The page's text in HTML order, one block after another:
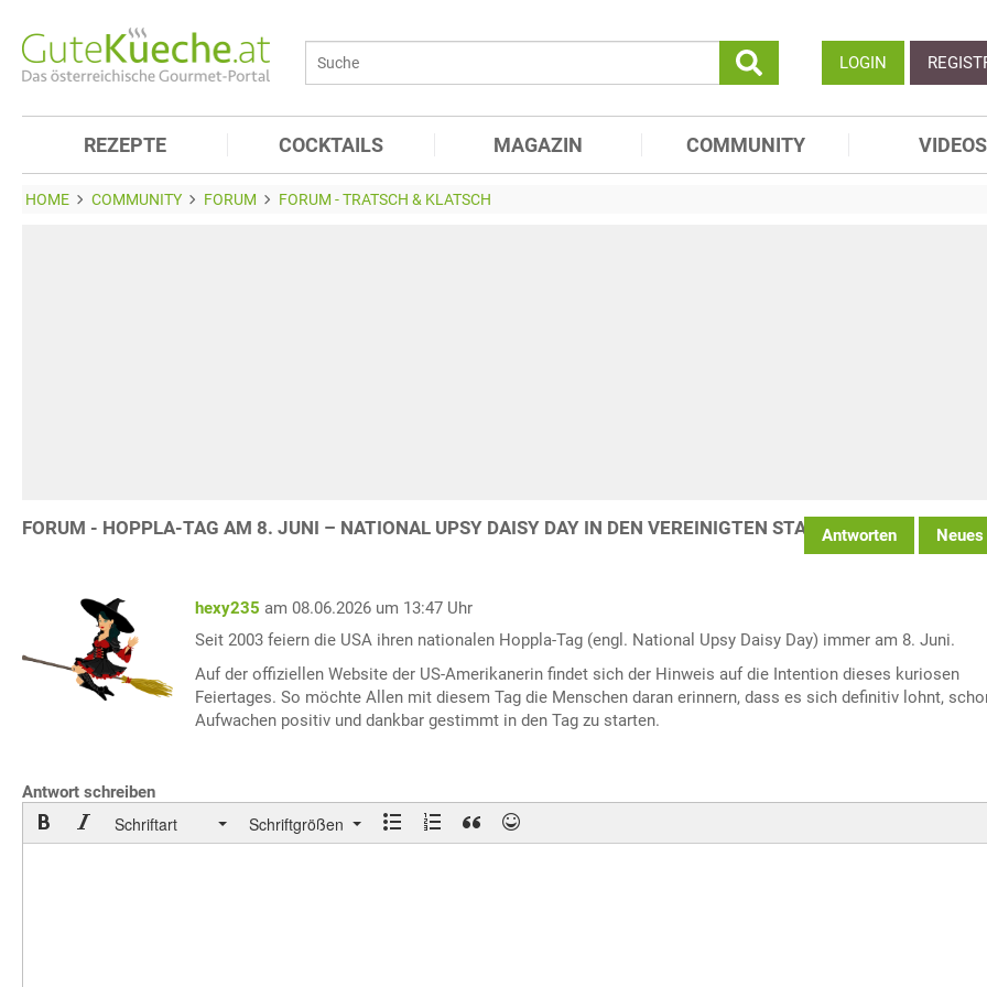
LOGIN
REZEPTE COCKTAILS MAGAZIN COMMUNITY VIDEOS
HOME COMMUNITY FORUM FORUM - TRATSCH & KLATSCH
FORUM - HOPPLA-TAG AM 8. JUNI – NATIONAL UPSY DAISY DAY IN DEN VEREINIGTEN STAATENAntworten
hexy235 am 08.06.2026 um 13:47 Uhr
Seit 2003 feiern die USA ihren nationalen Hoppla-Tag (engl. National Upsy Daisy Day) immer am 8. Juni.
Auf der offiziellen Website der US-Amerikanerin findet sich der Hinweis auf die Intention dieses kuriosen
Feiertages. So möchte Allen mit diesem Tag die Menschen daran erinnern, dass es sich definitiv lohnt,
Aufwachen positiv und dankbar gestimmt in den Tag zu starten.
Antwort schreiben
Schriftart Schriftgrößen